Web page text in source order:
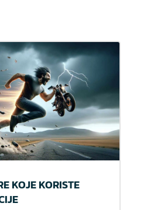
KOJE KORISTE